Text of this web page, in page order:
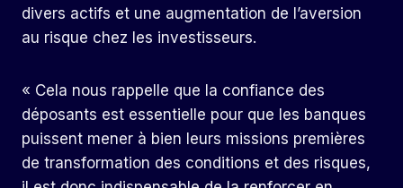
divers actifs et une augmentation de l’aversion
au risque chez les investisseurs.
« Cela nous rappelle que la confiance des
déposants est essentielle pour que les banques
puissent mener à bien leurs missions premières
de transformation des conditions et des risques,